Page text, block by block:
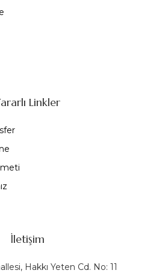
Linkler
İletişim
Hakkı Yeten Cd. No: 11